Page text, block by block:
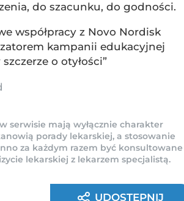
do szacunku, do godności.
współpracy z Novo Nordisk
kampanii edukacyjnej
o otyłości”
serwisie mają wyłącznie charakter
porady lekarskiej, a stosowanie
za każdym razem być konsultowane
lekarskiej z lekarzem specjalistą.
UDOSTĘPNIJ